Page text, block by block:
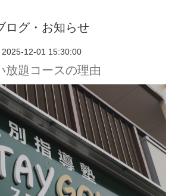
ログ・お知らせ
2025-12-01 15:30:00
放題コースの理由